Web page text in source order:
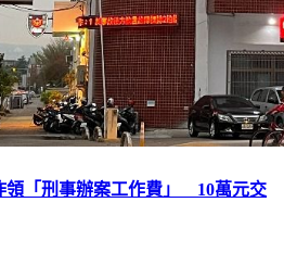
領「刑事辦案工作費」 10萬元交